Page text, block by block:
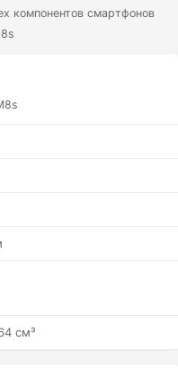
компонентов смартфонов
см³